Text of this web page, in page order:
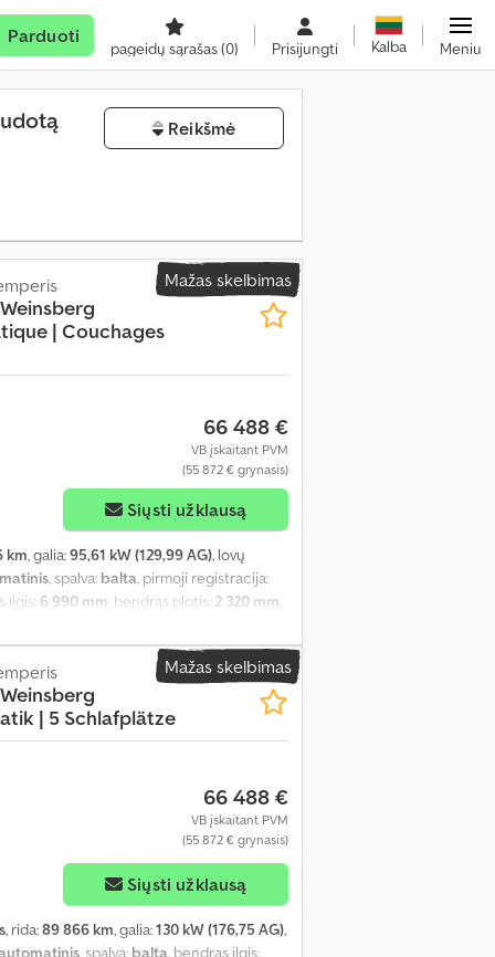
Parduoti
pageidų sąrašas(0) Prisijungti Kalba Meniu
Reikšmė
Mažas skelbimas
| Couchages
66 488 €
VB įskaitant PVM
(55 872 € grynasis)
Siųsti užklausą
km, galia:95,61 kW (129,99 AG), lovų
, spalva: balta , pirmoji registracija:
ilgis: 6 990 mm , bendras plotis: 2 320 mm
skaičius:1, Gamybos metai:2024,
automobilio registracija, dušas,
automobilio garantija, nerūkantis
statymo jutikliai, sunkvežimio
virtuvė transporto priemonėje,
Mažas skelbimas
| 5 Schlafplätze
66 488 €
VB įskaitant PVM
(55 872 € grynasis)
Siųsti užklausą
, rida:89 866 km, galia:130 kW (176,75 AG),
, spalva: balta, bendras ilgis: